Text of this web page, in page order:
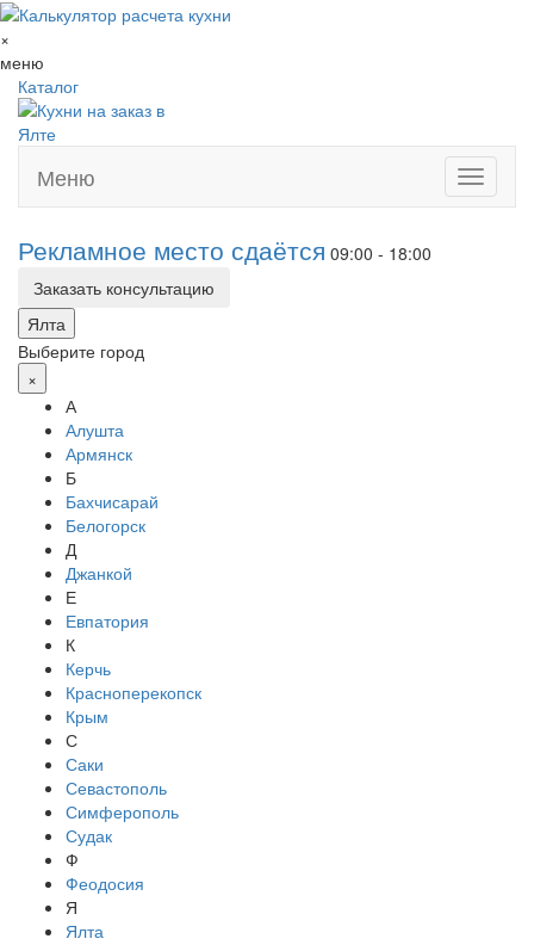
×
меню
Каталог
Toggle
Меню
Рекламное место сдаётся 09:00 - 18:00
Заказать консультацию
Ялта
Выберите город
×
А
Алушта
Армянск
Б
Бахчисарай
Белогорск
Д
Джанкой
Е
Евпатория
К
Керчь
Красноперекопск
Крым
С
Саки
Севастополь
Симферополь
Судак
Ф
Феодосия
Я
Ялта